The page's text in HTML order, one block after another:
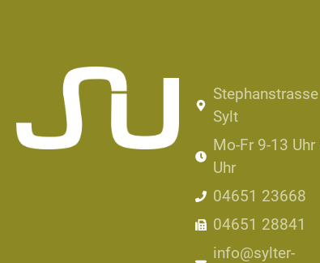
Sylt
Mo-Fr 9-13
Uhr
04651 23668
04651 28841
info@sylter-